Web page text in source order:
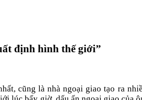
định hình thế giới”
cũng là nhà ngoại giao tạo ra